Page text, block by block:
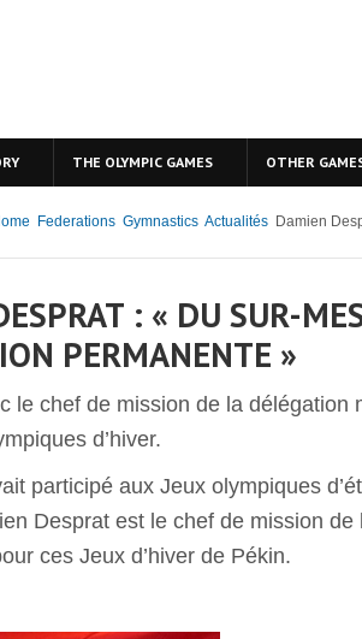
THE OLYMPIC GAMES OTHER
Federations Gymnastics Actualités Damien
: « DU SUR-
PERMANENTE »
le chef de mission de la délégation
d’hiver.
participé aux Jeux olympiques
Desprat est le chef de mission de
ces Jeux d’hiver de Pékin.